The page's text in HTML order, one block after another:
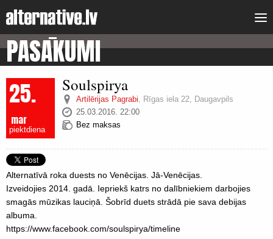
PASĀKUMI
25.
mar
piektdiena
Soulspirya
Artilērijas Pagrabi, Rīgas iela 22, Daugavpils
25.03.2016. 22:00
Bez maksas
Alternatīvā roka duests no Venēcijas. Jā-Venēcijas.
Izveidojies 2014. gadā. Iepriekš katrs no dalībniekiem darbojies
smagās mūzikas lauciņā. Šobrīd duets strādā pie sava debijas
albuma.
https://www.facebook.com/soulspirya/timeline